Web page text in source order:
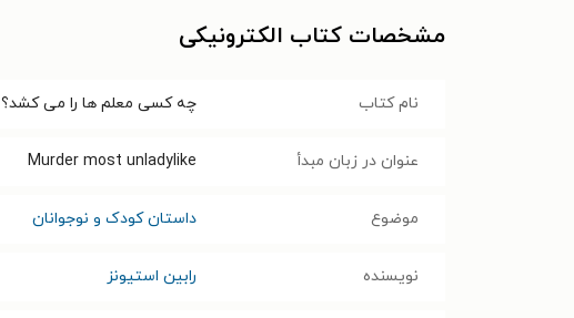
مشخصات کتاب الکترونیکی
نام کتاب چه کسی معلم ها را می کشد؟
عنوان در زبان مبدأ Murder most unladylike
موضوع داستان کودک و نوجوانان
نویسنده رابین استیونز